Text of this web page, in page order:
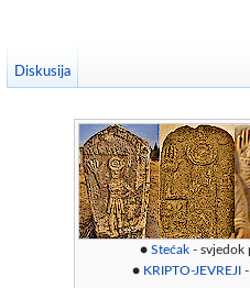
●Stećak - svjedok
● KRIPTO-JEVREJI
Diskusija